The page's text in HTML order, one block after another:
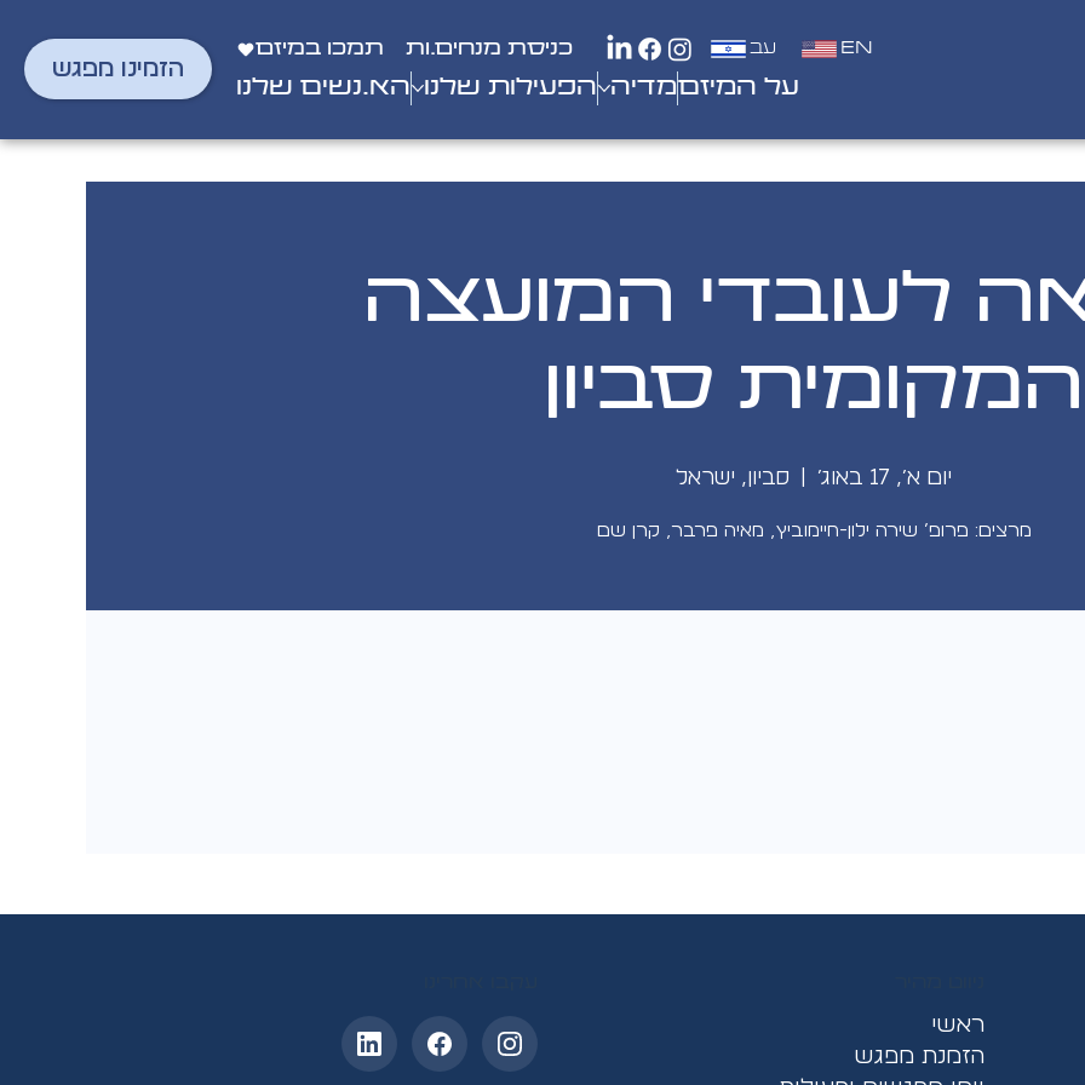
הזמינו מפגש
עב EN כניסת מנחים.ות תמכו במיזם
על המיזםמדיה הפעילות שלנו הא.נשים שלנו
לעובדי המועצה
המקומית סביון
יום א׳, 17 באוג׳ סביון, ישראל
מרצים: פרופ’ שירה ילון-חיימוביץ, מאיה פרבר, קרן שם
ראשי
הזמנת מפגש